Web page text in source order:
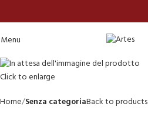
Menu
Click to enlarge
Home Senza categoriaBack to products